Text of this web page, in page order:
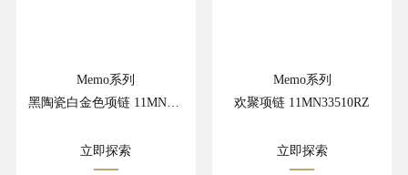
Memo系列
立即探索
Memo系列
欢聚项链 11MN33510RZ
立即探索